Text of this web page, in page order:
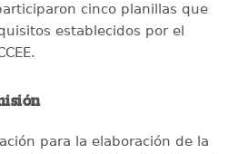
cinco planillas que
establecidos por el
para la elaboración de la